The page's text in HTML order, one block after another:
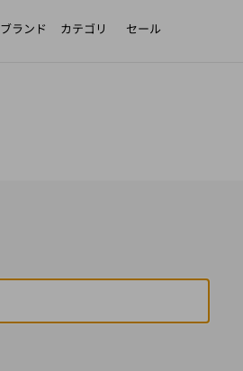
ブランド カテゴリ セール